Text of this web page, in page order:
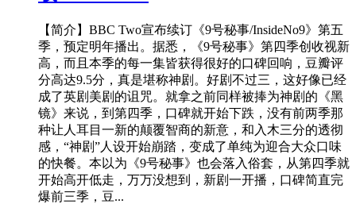
【简介】BBC Two宣布续订《9号秘事/InsideNo9》第五
季，预定明年播出。据悉，《9号秘事》第四季创收视新
高，而且本季的每一集皆获得很好的口碑回响，豆瓣评
分高达9.5分，真是堪称神剧。好剧不过三，这好像已经
成了英剧美剧的诅咒。就拿之前同样被捧为神剧的《黑
镜》来说，到第四季，口碑就开始下跌，没有前两季那
种让人耳目一新的颠覆智商的新意，和入木三分的透彻
感，“神剧”人设开始崩踏，变成了单纯为迎合大众口味
的快餐。本以为《9号秘事》也会落入俗套，从第四季就
开始高开低走，万万没想到，新剧一开播，口碑简直完
爆前三季，豆...